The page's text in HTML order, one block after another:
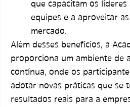
que capacitam os
equipes e a aproveitar
mercado.
Além desses benefícios, a
proporciona um ambiente de
contínua, onde os
adotar novas práticas que se
resultados reais para a